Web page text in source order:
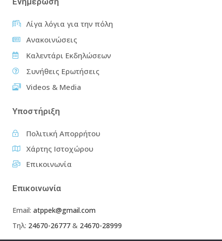
Λίγα λόγια για την πόλη
Ανακοινώσεις
Καλεντάρι Εκδηλώσεων
Συνήθεις Ερωτήσεις
Videos & Media
Υποστήριξη
Πολιτική Απορρήτου
Χάρτης Ιστοχώρου
Επικοινωνία
Επικοινωνία
Email: atppek@gmail.com
Τηλ: 24670-26777 & 24670-28999